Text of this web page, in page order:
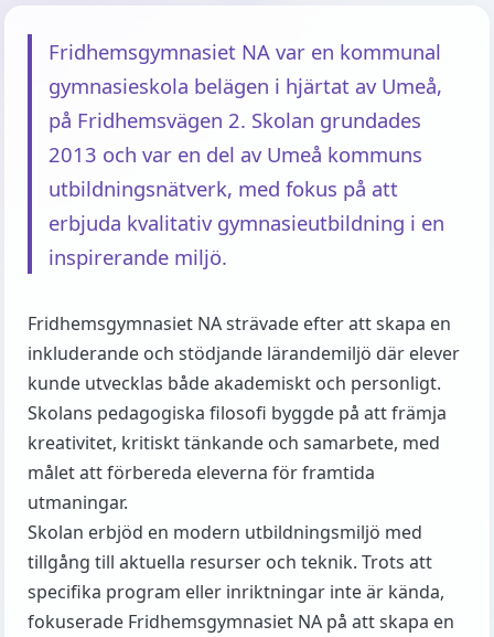
Fridhemsgymnasiet NA var en kommunal
gymnasieskola belägen i hjärtat av Umeå,
på Fridhemsvägen 2. Skolan grundades
2013 och var en del av Umeå kommuns
utbildningsnätverk, med fokus på att
erbjuda kvalitativ gymnasieutbildning i en
inspirerande miljö.
Fridhemsgymnasiet NA strävade efter att skapa en
inkluderande och stödjande lärandemiljö där elever
kunde utvecklas både akademiskt och personligt.
Skolans pedagogiska filosofi byggde på att främja
kreativitet, kritiskt tänkande och samarbete, med
målet att förbereda eleverna för framtida
utmaningar.
Skolan erbjöd en modern utbildningsmiljö med
tillgång till aktuella resurser och teknik. Trots att
specifika program eller inriktningar inte är kända,
fokuserade Fridhemsgymnasiet NA på att skapa en